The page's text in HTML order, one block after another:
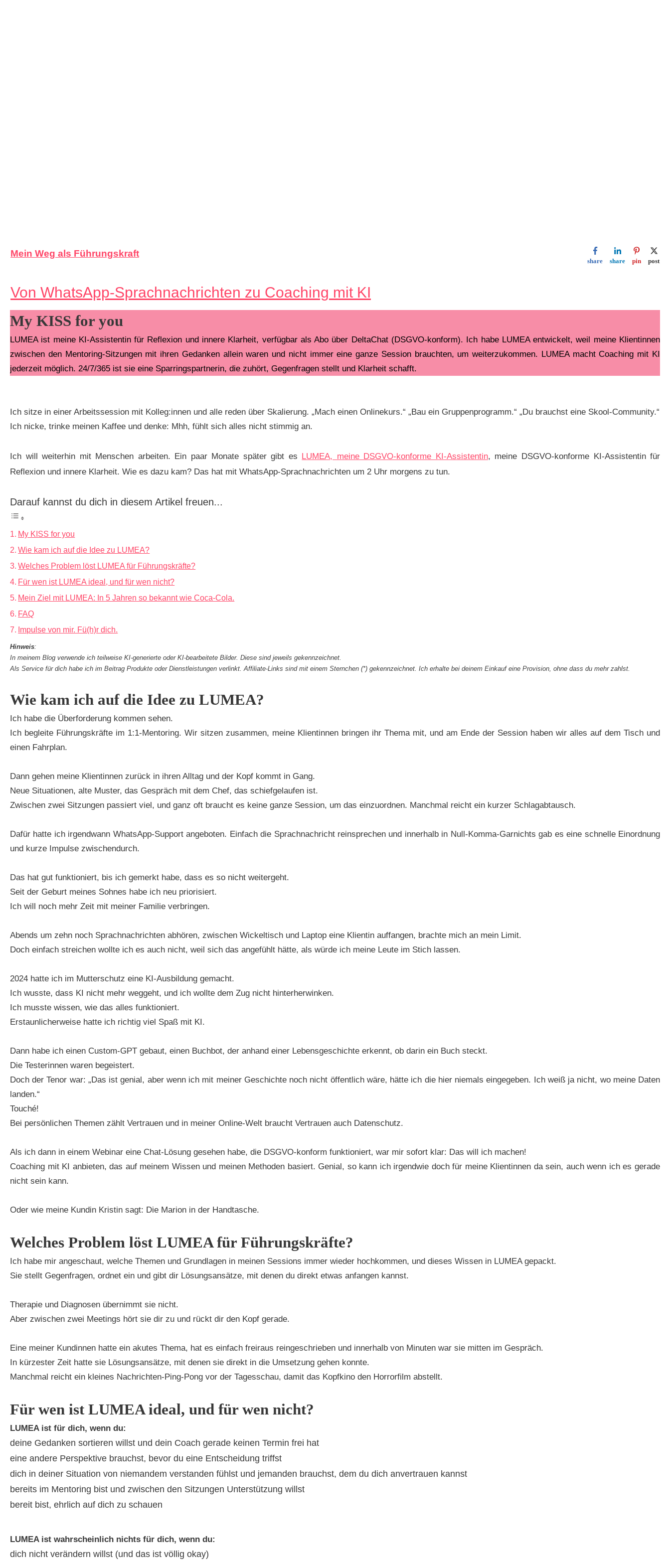
Mein Weg als Führungskraft
share share pin post
Von WhatsApp-Sprachnachrichten zu Coaching mit KI
My KISS for you
LUMEA ist meine KI-Assistentin für Reflexion und innere Klarheit, verfügbar als Abo über DeltaChat (DSGVO-konform). Ich habe LUMEA entwickelt, weil meine Klientinnen
zwischen den Mentoring-Sitzungen mit ihren Gedanken allein waren und nicht immer eine ganze Session brauchten, um weiterzukommen. LUMEA macht Coaching mit KI
jederzeit möglich. 24/7/365 ist sie eine Sparringspartnerin, die zuhört, Gegenfragen stellt und Klarheit schafft.
Ich sitze in einer Arbeitssession mit Kolleg:innen und alle reden über Skalierung. „Mach einen Onlinekurs.“ „Bau ein Gruppenprogramm.“ „Du brauchst eine Skool-Community.“
Ich nicke, trinke meinen Kaffee und denke: Mhh, fühlt sich alles nicht stimmig an.
Ich will weiterhin mit Menschen arbeiten. Ein paar Monate später gibt es LUMEA, meine DSGVO-konforme KI-Assistentin, meine DSGVO-konforme KI-Assistentin für
Reflexion und innere Klarheit. Wie es dazu kam? Das hat mit WhatsApp-Sprachnachrichten um 2 Uhr morgens zu tun.
Darauf kannst du dich in diesem Artikel freuen...
My KISS for you
Wie kam ich auf die Idee zu LUMEA?
Welches Problem löst LUMEA für Führungskräfte?
Für wen ist LUMEA ideal, und für wen nicht?
Mein Ziel mit LUMEA: In 5 Jahren so bekannt wie Coca-Cola.
FAQ
Impulse von mir. Fü(h)r dich.
Hinweis:
In meinem Blog verwende ich teilweise KI-generierte oder KI-bearbeitete Bilder. Diese sind jeweils gekennzeichnet.
Als Service für dich habe ich im Beitrag Produkte oder Dienstleistungen verlinkt. Affiliate-Links sind mit einem Sternchen (*) gekennzeichnet. Ich erhalte bei deinem Einkauf eine Provision, ohne dass du mehr zahlst.
Wie kam ich auf die Idee zu LUMEA?
Ich habe die Überforderung kommen sehen.
Ich begleite Führungskräfte im 1:1-Mentoring. Wir sitzen zusammen, meine Klientinnen bringen ihr Thema mit, und am Ende der Session haben wir alles auf dem Tisch und
einen Fahrplan.
Dann gehen meine Klientinnen zurück in ihren Alltag und der Kopf kommt in Gang.
Neue Situationen, alte Muster, das Gespräch mit dem Chef, das schiefgelaufen ist.
Zwischen zwei Sitzungen passiert viel, und ganz oft braucht es keine ganze Session, um das einzuordnen. Manchmal reicht ein kurzer Schlagabtausch.
Dafür hatte ich irgendwann WhatsApp-Support angeboten. Einfach die Sprachnachricht reinsprechen und innerhalb in Null-Komma-Garnichts gab es eine schnelle Einordnung
und kurze Impulse zwischendurch.
Das hat gut funktioniert, bis ich gemerkt habe, dass es so nicht weitergeht.
Seit der Geburt meines Sohnes habe ich neu priorisiert.
Ich will noch mehr Zeit mit meiner Familie verbringen.
Abends um zehn noch Sprachnachrichten abhören, zwischen Wickeltisch und Laptop eine Klientin auffangen, brachte mich an mein Limit.
Doch einfach streichen wollte ich es auch nicht, weil sich das angefühlt hätte, als würde ich meine Leute im Stich lassen.
2024 hatte ich im Mutterschutz eine KI-Ausbildung gemacht.
Ich wusste, dass KI nicht mehr weggeht, und ich wollte dem Zug nicht hinterherwinken.
Ich musste wissen, wie das alles funktioniert.
Erstaunlicherweise hatte ich richtig viel Spaß mit KI.
Dann habe ich einen Custom-GPT gebaut, einen Buchbot, der anhand einer Lebensgeschichte erkennt, ob darin ein Buch steckt.
Die Testerinnen waren begeistert.
Doch der Tenor war: „Das ist genial, aber wenn ich mit meiner Geschichte noch nicht öffentlich wäre, hätte ich die hier niemals eingegeben. Ich weiß ja nicht, wo meine Daten
landen.“
Touché!
Bei persönlichen Themen zählt Vertrauen und in meiner Online-Welt braucht Vertrauen auch Datenschutz.
Als ich dann in einem Webinar eine Chat-Lösung gesehen habe, die DSGVO-konform funktioniert, war mir sofort klar: Das will ich machen!
Coaching mit KI anbieten, das auf meinem Wissen und meinen Methoden basiert. Genial, so kann ich irgendwie doch für meine Klientinnen da sein, auch wenn ich es gerade
nicht sein kann.
Oder wie meine Kundin Kristin sagt: Die Marion in der Handtasche.
Welches Problem löst LUMEA für Führungskräfte?
Ich habe mir angeschaut, welche Themen und Grundlagen in meinen Sessions immer wieder hochkommen, und dieses Wissen in LUMEA gepackt.
Sie stellt Gegenfragen, ordnet ein und gibt dir Lösungsansätze, mit denen du direkt etwas anfangen kannst.
Therapie und Diagnosen übernimmt sie nicht.
Aber zwischen zwei Meetings hört sie dir zu und rückt dir den Kopf gerade.
Eine meiner Kundinnen hatte ein akutes Thema, hat es einfach freiraus reingeschrieben und innerhalb von Minuten war sie mitten im Gespräch.
In kürzester Zeit hatte sie Lösungsansätze, mit denen sie direkt in die Umsetzung gehen konnte.
Manchmal reicht ein kleines Nachrichten-Ping-Pong vor der Tagesschau, damit das Kopfkino den Horrorfilm abstellt.
Für wen ist LUMEA ideal, und für wen nicht?
LUMEA ist für dich, wenn du:
deine Gedanken sortieren willst und dein Coach gerade keinen Termin frei hat
eine andere Perspektive brauchst, bevor du eine Entscheidung triffst
dich in deiner Situation von niemandem verstanden fühlst und jemanden brauchst, dem du dich anvertrauen kannst
bereits im Mentoring bist und zwischen den Sitzungen Unterstützung willst
bereit bist, ehrlich auf dich zu schauen
LUMEA ist wahrscheinlich nichts für dich, wenn du:
dich nicht verändern willst (und das ist völlig okay)